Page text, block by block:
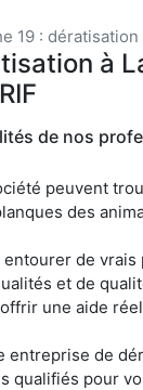
19 : dératisation
à
de nos
peuvent
des
entourer de
et de
une aide
entreprise de
qualifiés pour